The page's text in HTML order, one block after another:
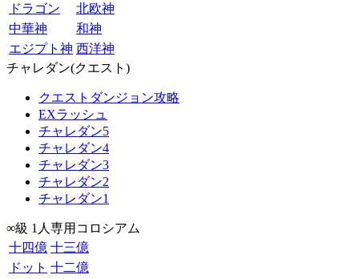
ドラゴン
北欧神
中華神
和神
エジプト神 西洋神
チャレダン(クエスト)
クエストダンジョン攻略
EXラッシュ
チャレダン5
チャレダン4
チャレダン3
チャレダン2
チャレダン1
∞級 1人専用コロシアム
十四億 十三億
ドット 十二億